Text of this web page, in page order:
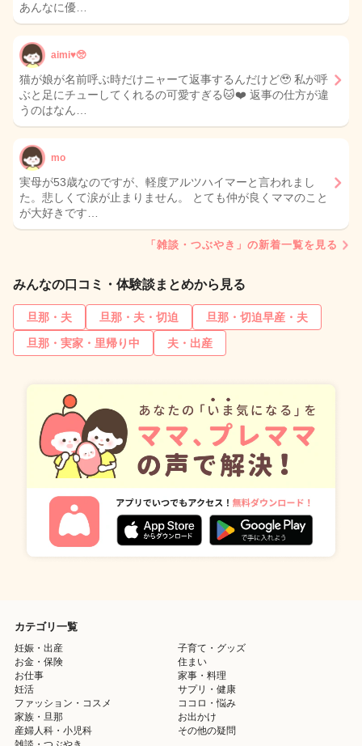
あんなに優…
aimi♥️🥺
猫が娘が名前呼ぶ時だけニャーて返事するんだけど🥹 私が呼
ぶと足にチューしてくれるの可愛すぎる🐱❤️ 返事の仕方が違
うのはなん…
mo
実母が53歳なのですが、軽度アルツハイマーと言われまし
た。悲しくて涙が止まりません。 とても仲が良くママのこと
が大好きです…
「雑談・つぶやき」の新着一覧を見る
みんなの口コミ・体験談まとめから見る
旦那・夫 旦那・夫・切迫
旦那・切迫早産・夫
旦那・実家・里帰り中
夫・出産
カテゴリ一覧
妊娠・出産
子育て・グッズ
お金・保険
住まい
お仕事
家事・料理
妊活
サプリ・健康
ファッション・コスメ
ココロ・悩み
家族・旦那
お出かけ
産婦人科・小児科
その他の疑問